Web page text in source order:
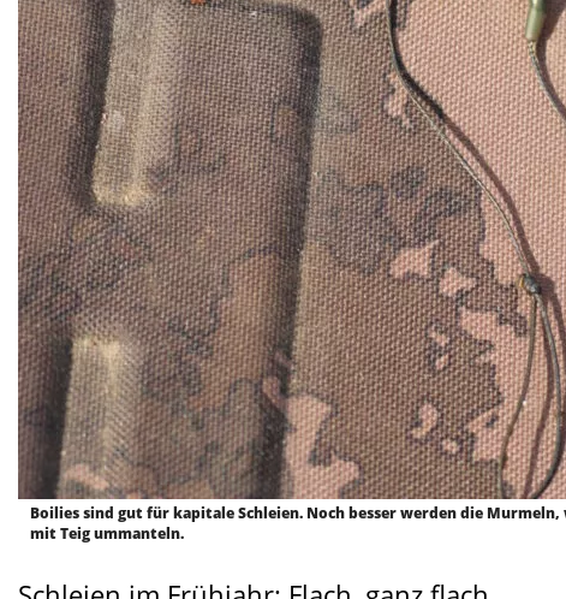
Boilies sind gut für kapitale Schleien. Noch besser werden die Murmeln,
mit Teig ummanteln.